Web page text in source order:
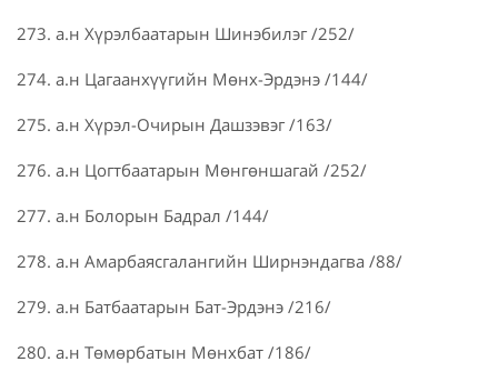
273. а.н Хүрэлбаатарын Шинэбилэг /252/
274. а.н Цагаанхүүгийн Мөнх-Эрдэнэ /144/
275. а.н Хүрэл-Очирын Дашзэвэг /163/
276. а.н Цогтбаатарын Мөнгөншагай /252/
277. а.н Болорын Бадрал /144/
278. а.н Амарбаясгалангийн Ширнэндагва /88/
279. а.н Батбаатарын Бат-Эрдэнэ /216/
280. а.н Төмөрбатын Мөнхбат /186/